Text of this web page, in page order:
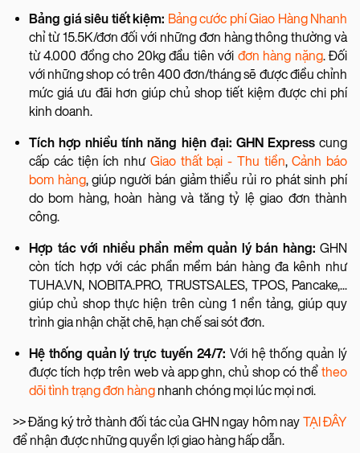
Bảng giá siêu tiết kiệm: Bảng cước phí Giao Hàng Nhanh
chỉ từ 15.5K/đơn đối với những đơn hàng thông thường và
từ 4.000 đồng cho 20kg đầu tiên với đơn hàng nặng. Đối
với những shop có trên 400 đơn/tháng sẽ được điều chỉnh
mức giá ưu đãi hơn giúp chủ shop tiết kiệm được chi phí
kinh doanh.
Tích hợp nhiều tính năng hiện đại: GHN Expresscung
cấp các tiện ích như Giao thất bại - Thu tiền,Cảnh báo
bom hàng, giúp người bán giảm thiểu rủi ro phát sinh phí
do bom hàng, hoàn hàng và tăng tỷ lệ giao đơn thành
công.
Hợp tác với nhiều phần mềm quản lý bán hàng: GHN
còn tích hợp với các phần mềm bán hàng đa kênh như
TUHA.VN, NOBITA.PRO, TRUSTSALES, TPOS, Pancake,...
giúp chủ shop thực hiện trên cùng 1 nền tảng, giúp quy
trình gia nhận chặt chẽ, hạn chế sai sót đơn.
Hệ thống quản lý trực tuyến 24/7: Với hệ thống quản lý
được tích hợp trên web và app ghn, chủ shop có thể theo
dõi tình trạng đơn hàng nhanh chóng mọi lúc mọi nơi.
>> Đăng ký trở thành đối tác của GHN ngay hôm nay TẠI ĐÂY
để nhận được những quyền lợi giao hàng hấp dẫn.